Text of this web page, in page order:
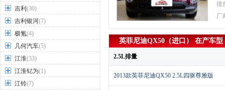
吉利 (30)
吉利银河(7)
极氪(4)
几何汽车(5)
江淮(33)
江淮钇为(1)
江铃(7)
排
厂
英菲尼迪QX50（进口） 在产车型
2.5L排量
2013款英菲尼迪QX50 2.5L四驱尊雅版